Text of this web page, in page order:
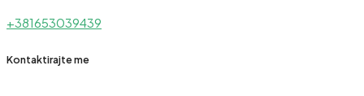
+381653039439
Kontaktirajte me